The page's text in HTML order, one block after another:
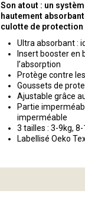
Son atout : un
hautement
culotte de protection
Ultra absorbant :
Insert booster en
l’absorption
Protège contre
Goussets de
Ajustable grâce
Partie
imperméable
3 tailles : 3-9kg,
Labellisé Oeko